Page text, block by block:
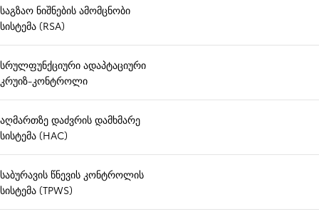
საგზაო ნიშნების ამომცნობი
სისტემა (RSA)
სრულფუნქციური ადაპტაციური
კრუიზ-კონტროლი
აღმართზე დაძვრის დამხმარე
სისტემა (HAC)
საბურავის წნევის კონტროლის
სისტემა (TPWS)